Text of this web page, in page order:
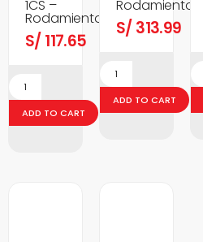
1CS –
Rodamientos
S/ 117.65
ADD TO CART
Rodamientos
S/ 313.99
ADD TO CART